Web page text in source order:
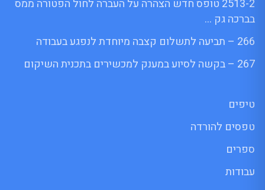
2513-2 טופס חדש הצהרה על העברה לחול הפטורה ממס
בברכה גק …
266 – תביעה לתשלום קצבה מיוחדת לנפגע בעבודה
267 – בקשה לסיוע במענק למכשירים בתכנית השיקום
טיפים
טפסים להורדה
ספרים
עבודות